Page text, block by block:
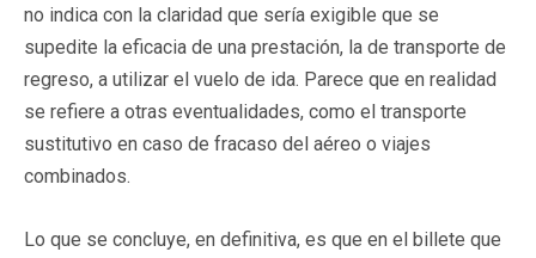
no indica con la claridad que sería exigible que se
supedite la eficacia de una prestación, la de transporte de
regreso, a utilizar el vuelo de ida. Parece que en realidad
se refiere a otras eventualidades, como el transporte
sustitutivo en caso de fracaso del aéreo o viajes
combinados.
Lo que se concluye, en definitiva, es que en el billete que